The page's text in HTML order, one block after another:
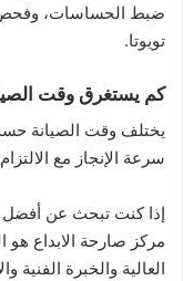
ضبط الحساسات، وفحص
تويوتا.
كم يستغرق وقت
يختلف وقت الصيانة
سرعة الإنجاز مع
إذا كنت تبحث عن أفضل
مركز صارحة الابداع هو
العالية والخبرة الفنية